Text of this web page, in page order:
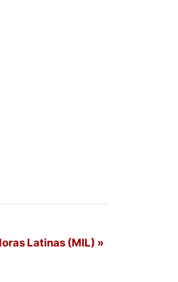
Latinas (MIL) »